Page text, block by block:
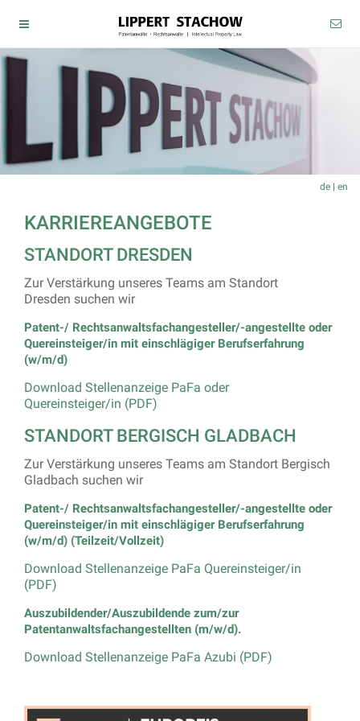
de | en
KARRIEREANGEBOTE
STANDORT DRESDEN
Zur Verstärkung unseres Teams am Standort
Dresden suchen wir
Patent-/ Rechtsanwaltsfachangesteller/-angestellte oder
Quereinsteiger/in mit einschlägiger Berufserfahrung
(w/m/d)
Download Stellenanzeige PaFa oder
Quereinsteiger/in (PDF)
STANDORT BERGISCH GLADBACH
Zur Verstärkung unseres Teams am Standort Bergisch
Gladbach suchen wir
Patent-/ Rechtsanwaltsfachangesteller/-angestellte oder
Quereinsteiger/in mit einschlägiger Berufserfahrung
(w/m/d) (Teilzeit/Vollzeit)
Download Stellenanzeige PaFa Quereinsteiger/in
(PDF)
Auszubildender/Auszubildende zum/zur
Patentanwaltsfachangestellten (m/w/d).
Download Stellenanzeige PaFa Azubi (PDF)